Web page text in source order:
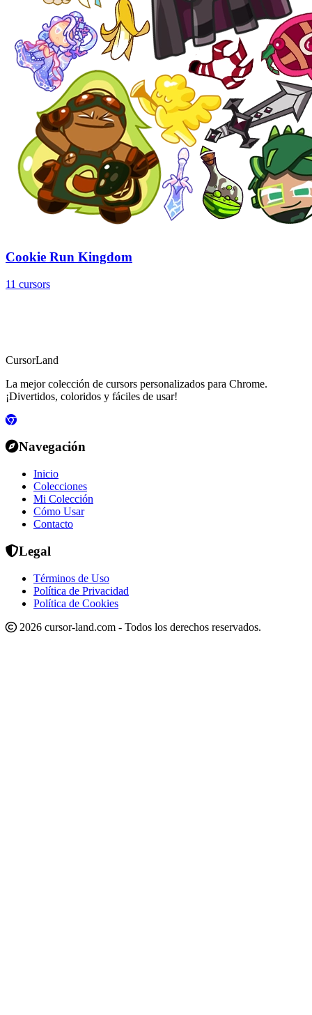
Cookie Run Kingdom
11 cursors
CursorLand
La mejor colección de cursors personalizados para Chrome.
¡Divertidos, coloridos y fáciles de usar!
Navegación
Inicio
Colecciones
Mi Colección
Cómo Usar
Contacto
Legal
Términos de Uso
Política de Privacidad
Política de Cookies
2026 cursor-land.com - Todos los derechos reservados.